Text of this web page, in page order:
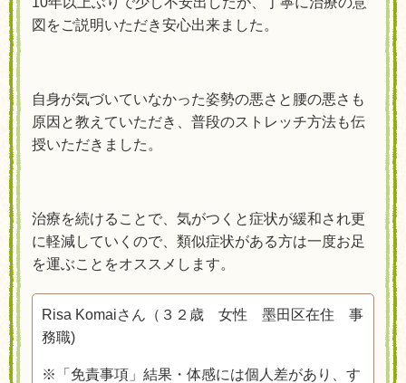
図をご説明いただき安心出来ました。
自身が気づいていなかった姿勢の悪さと腰の悪さも
原因と教えていただき、普段のストレッチ方法も伝
授いただきました。
治療を続けることで、気がつくと症状が緩和され更
に軽減していくので、類似症状がある方は一度お足
を運ぶことをオススメします。
Risa Komaiさん（３２ 歳 女性 墨田区在住 事
務職)
※「免責事項」結果・体感には個人差があり、す